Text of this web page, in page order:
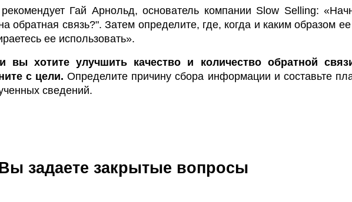
Гай Арнольд, основатель компании Slow Selling:
обратная связь?". Затем определите, где, когда и каким образом
ее использовать».
вы хотите улучшить качество и количество обратной
с цели. Определите причину сбора информации и составьте
сведений.
задаете закрытые вопросы